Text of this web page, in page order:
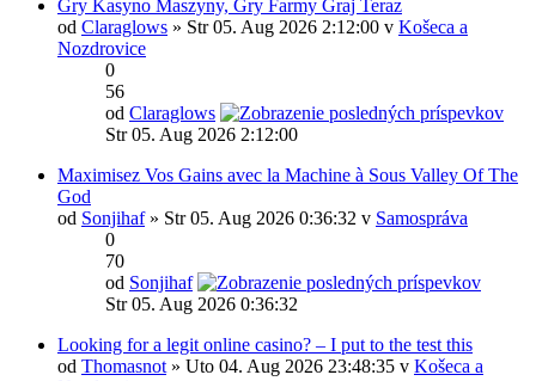
Gry Kasyno Maszyny, Gry Farmy Graj Teraz
od Claraglows » Str 05. Aug 2026 2:12:00 v Košeca a
Nozdrovice
0
56
od Claraglows
Str 05. Aug 2026 2:12:00
Maximisez Vos Gains avec la Machine à Sous Valley Of The
God
od Sonjihaf» Str 05. Aug 2026 0:36:32 v Samospráva
0
70
od Sonjihaf
Str 05. Aug 2026 0:36:32
Looking for a legit online casino? – I put to the test this
od Thomasnot » Uto 04. Aug 2026 23:48:35 v Košeca a